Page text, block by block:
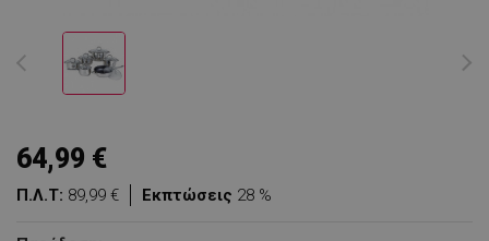
Εκπτώσεις 28 %
Π.Λ.Τ: 89,99 €
64,99 €